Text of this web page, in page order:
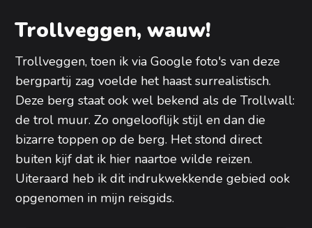
Trollveggen, wauw!
Trollveggen, toen ik via Google foto's van deze
bergpartij zag voelde het haast surrealistisch.
Deze berg staat ook wel bekend als de Trollwall:
de trol muur. Zo ongelooflijk stijl en dan die
bizarre toppen op de berg. Het stond direct
buiten kijf dat ik hier naartoe wilde reizen.
Uiteraard heb ik dit indrukwekkende gebied ook
opgenomen in mijn reisgids.